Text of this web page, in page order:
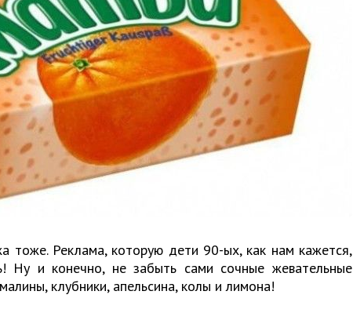
тоже. Реклама, которую дети 90-ых, как нам кажется,
Ну и конечно, не забыть сами сочные жевательные
клубники, апельсина, колы и лимона!